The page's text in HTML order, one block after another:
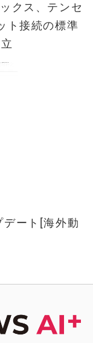
クス、テンセ
ト接続の標準
デート[海外動